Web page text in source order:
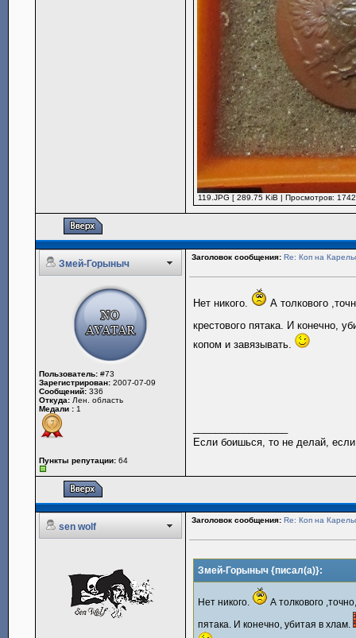
119.JPG [ 289.75 KiB | Просмотров:
Змей-Горыныч
Заголовок сообщения: Re: Коп на
Пользователь: #73
Зарегистрирован: 2007-07-09
Сообщений: 336
Откуда: Лен. область
Медали : 1
Пункты репутации: 64
Нет никого.
А толкового
крестового пятака. И конечно,
копом и завязывать.
Если боишься, то не делай,
sen wolf
Заголовок сообщения: Re: Коп на
Змей-Горыныч {писал(а)}:
Нет никого. А толкового
пятака. И конечно, убитая в хлам.